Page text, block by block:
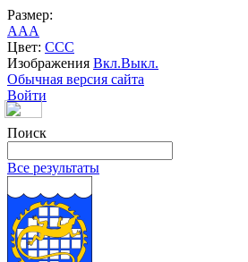
Размер:
AAA
Цвет: CCC
Изображения Вкл.Выкл.
Обычная версия сайта
Войти
Поиск
Все результаты